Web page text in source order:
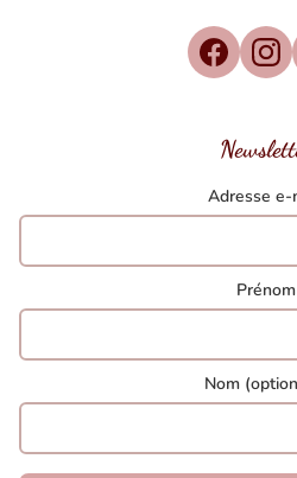
Adresse e-
Prénom
Nom